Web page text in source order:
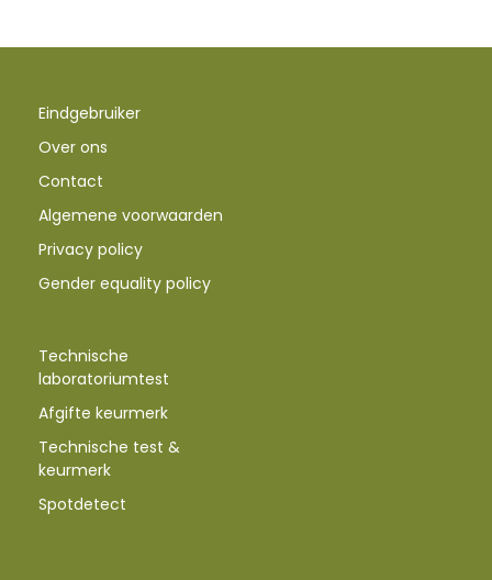
Eindgebruiker
Over ons
Contact
Algemene voorwaarden
Privacy policy
Gender equality policy
Technische
laboratoriumtest
Afgifte keurmerk
Technische test &
keurmerk
Spotdetect